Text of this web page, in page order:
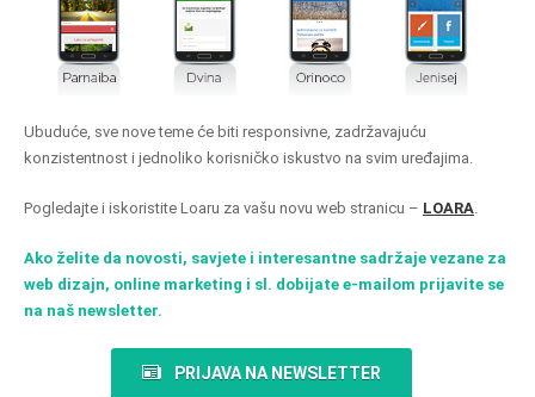
Ubuduće, sve nove teme će biti responsivne, zadržavajuću
konzistentnost i jednoliko korisničko iskustvo na svim uređajima.
Pogledajte i iskoristite Loaru za vašu novu web stranicu – LOARA
Ako želite da novosti, savjete i interesantne sadržaje vezane za
web dizajn, online marketing i sl. dobijate e-mailom prijavite se
na naš newsletter.
PRIJAVA NA NEWSLETTER